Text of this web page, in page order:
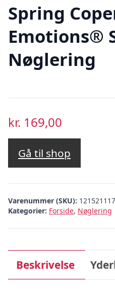
Spring
Emotions®
Nøglering
kr. 169,00
Gå til shop
Varenummer (SKU):
Kategorier: Forside, Nøglering
Beskrivelse